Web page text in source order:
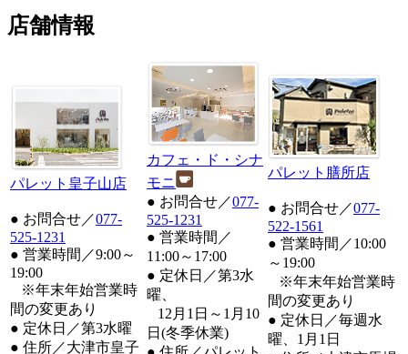
店舗情報
パレット皇子山店
● お問合せ／077-
525-1231
● 営業時間／9:00～
19:00
※年末年始営業時
間の変更あり
● 定休日／第3水曜
● 住所／大津市皇子
カフェ・ド・シナ
モニ
● お問合せ／077-
525-1231
● 営業時間／
11:00～17:00
● 定休日／第3水
曜、
12月1日～1月10
日(冬季休業)
パレット膳所店
● お問合せ／077-
522-1561
● 営業時間／10:00
～19:00
※年末年始営業時
間の変更あり
● 定休日／毎週水
曜、1月1日